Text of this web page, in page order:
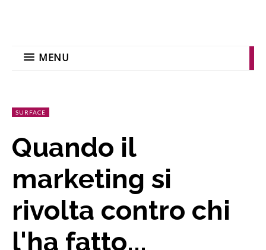
MENU
SURFACE
Quando il
marketing si
rivolta contro chi
l'ha fatto...